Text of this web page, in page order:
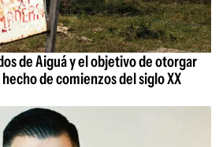
de Aiguá y el objetivo de otorgar
de comienzos del siglo XX